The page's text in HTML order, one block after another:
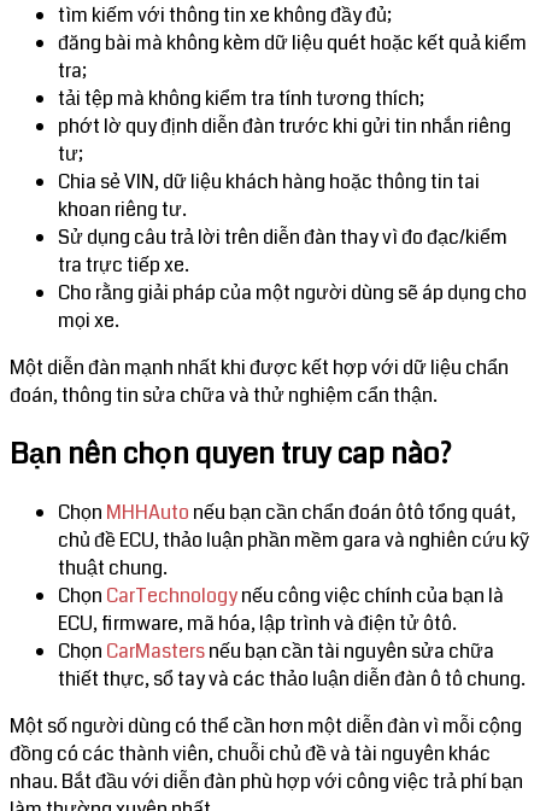
tìm kiếm với thông tin xe không đầy đủ;
đăng bài mà không kèm dữ liệu quét hoặc kết quả kiểm
tra;
tải tệp mà không kiểm tra tính tương thích;
phớt lờ quy định diễn đàn trước khi gửi tin nhắn riêng
tư;
Chia sẻ VIN, dữ liệu khách hàng hoặc thông tin tai
khoan riêng tư.
Sử dụng câu trả lời trên diễn đàn thay vì đo đạc/kiểm
tra trực tiếp xe.
Cho rằng giải pháp của một người dùng sẽ áp dụng cho
mọi xe.
Một diễn đàn mạnh nhất khi được kết hợp với dữ liệu chẩn
đoán, thông tin sửa chữa và thử nghiệm cẩn thận.
Bạn nên chọn quyen truy cap nào?
Chọn MHHAuto nếu bạn cần chẩn đoán ôtô tổng quát,
chủ đề ECU, thảo luận phần mềm gara và nghiên cứu kỹ
thuật chung.
Chọn CarTechnologynếu công việc chính của bạn là
ECU, firmware, mã hóa, lập trình và điện tử ôtô.
Chọn CarMastersnếu bạn cần tài nguyên sửa chữa
thiết thực, sổ tay và các thảo luận diễn đàn ô tô chung.
Một số người dùng có thể cần hơn một diễn đàn vì mỗi cộng
đồng có các thành viên, chuỗi chủ đề và tài nguyên khác
nhau. Bắt đầu với diễn đàn phù hợp với công việc trả phí bạn